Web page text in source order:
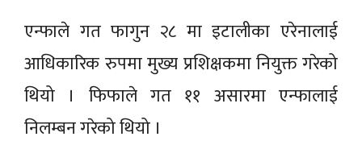
एन्फाले गत फागुन २८ मा इटालीका एरेनालाई
आधिकारिक रुपमा मुख्य प्रशिक्षकमा नियुक्त गरेको
थियो । फिफाले गत ११ असारमा एन्फालाई
निलम्बन गरेको थियो ।